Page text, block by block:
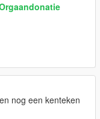
nog een kenteken